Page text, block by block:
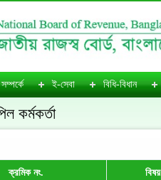
ই-সেবা বিধি-বিধান
কর্মকর্তা
ক্রমিক নং. বিষয়